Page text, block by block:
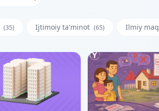
(35) Ijtimoiy ta'minot (65) Ilmiy